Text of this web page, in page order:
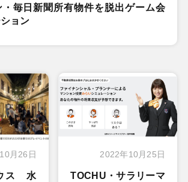
・毎日新聞所有物件を脱出ゲーム会
ョン
月26日
ス 水
2022年10月25日
TOCHU・サラリーマ